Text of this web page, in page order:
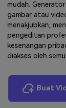
mudah.
gambar atau
menakjubkan,
pengeditan
kesenangan
diakses oleh
Buat